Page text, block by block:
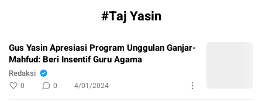
#Taj Yasin
Gus Yasin Apresiasi Program Unggulan Ganjar-
Mahfud: Beri Insentif Guru Agama
Redaksi
0 0 4/01/2024